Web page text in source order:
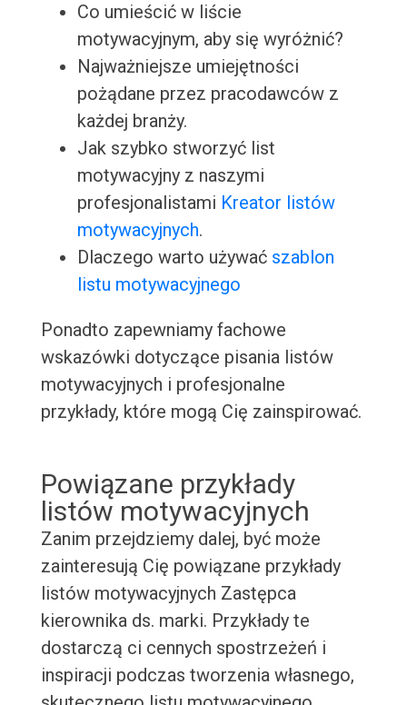
Co umieścić w liście
motywacyjnym, aby się wyróżnić?
Najważniejsze umiejętności
pożądane przez pracodawców z
każdej branży.
Jak szybko stworzyć list
motywacyjny z naszymi
profesjonalistami Kreator listów
motywacyjnych.
Dlaczego warto używać szablon
listu motywacyjnego
Ponadto zapewniamy fachowe
wskazówki dotyczące pisania listów
motywacyjnych i profesjonalne
przykłady, które mogą Cię zainspirować.
Powiązane przykłady
listów motywacyjnych
Zanim przejdziemy dalej, być może
zainteresują Cię powiązane przykłady
listów motywacyjnych Zastępca
kierownika ds. marki. Przykłady te
dostarczą ci cennych spostrzeżeń i
inspiracji podczas tworzenia własnego,